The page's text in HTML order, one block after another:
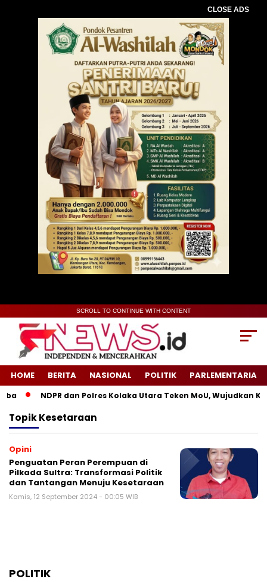
CLOSE ADS
SCROLL TO CONTINUE WITH CONTENT
HOME BERITA NASIONAL POLITIK PARLEMENTARIA
NDPR dan Polres Kolaka Utara Teken MoU, Wujudkan
TopikKesetaraan
Opini
Penguatan Peran Perempuan di
Pilkada Sultra: Transformasi Politik
dan Tantangan Menuju Kesetaraan
Kamis, 12 September 2024 - 00:05 WIB
POLITIK